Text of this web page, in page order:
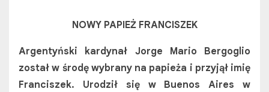
NOWY PAPIEŻ FRANCISZEK
Argentyński kardynał Jorge Mario Bergoglio
został w środę wybrany na papieża i przyjął imię
Franciszek. Urodził się w Buenos Aires w